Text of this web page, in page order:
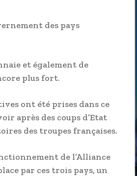
des pays
et également de
plus fort.
ont été prises dans ce
après des coups d’Etat
des troupes françaises.
de l’Alliance
par ces trois pays, un